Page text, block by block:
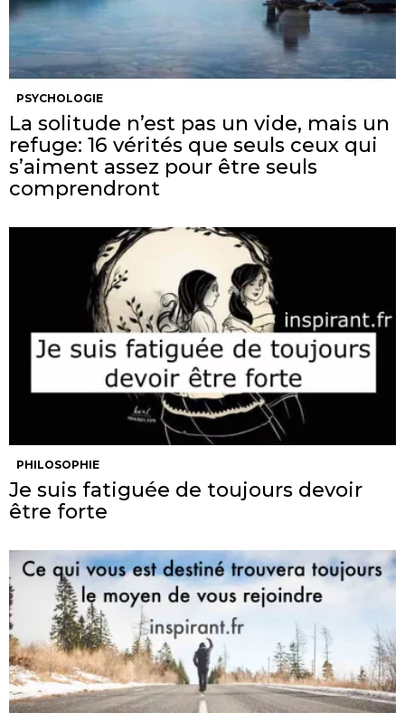
PSYCHOLOGIE
La solitude n’est pas un vide, mais un
refuge: 16 vérités que seuls ceux qui
s’aiment assez pour être seuls
comprendront
PHILOSOPHIE
Je suis fatiguée de toujours devoir
être forte